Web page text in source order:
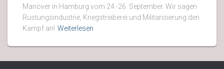
Manöver in Hamburg vom 24.-26. September. Wir sagen
Rüstungsindustrie, Kriegstreiberei und Militarisierung den
Kampf an! Weiterlesen